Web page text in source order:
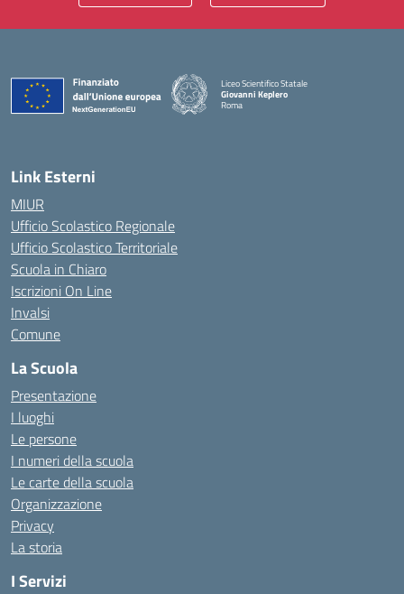
Liceo Scientifico Statale
Giovanni Keplero
Roma
Link Esterni
MIUR
Ufficio Scolastico Regionale
Ufficio Scolastico Territoriale
Scuola in Chiaro
Iscrizioni On Line
Invalsi
Comune
La Scuola
Presentazione
I luoghi
Le persone
I numeri della scuola
Le carte della scuola
Organizzazione
Privacy
La storia
I Servizi